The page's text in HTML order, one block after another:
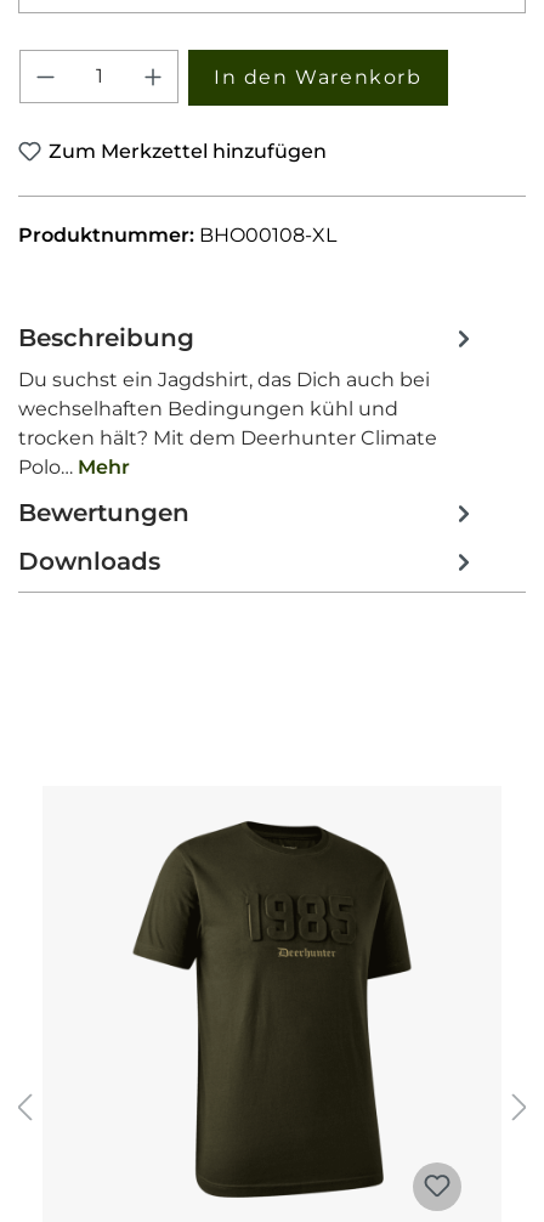
Produkt Anzahl: Gib den
In den Warenkorb
Zum Merkzettel hinzufügen
Produktnummer: BHO00108-XL
Beschreibung
Du suchst ein Jagdshirt, das Dich auch bei
wechselhaften Bedingungen kühl und
trocken hält? Mit dem Deerhunter Climate
Polo… Mehr
Bewertungen
Downloads